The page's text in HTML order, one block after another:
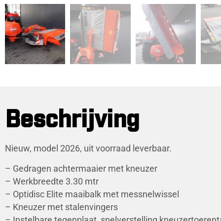
Beschrijving
Nieuw, model 2026, uit voorraad leverbaar.
– Gedragen achtermaaier met kneuzer
– Werkbreedte 3.30 mtr
– Optidisc Elite maaibalk met messnelwissel
– Kneuzer met stalenvingers